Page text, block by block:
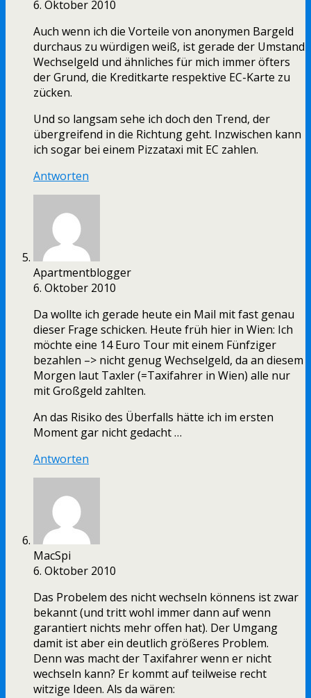
6. Oktober 2010
Auch wenn ich die Vorteile von anonymen Bargeld
durchaus zu würdigen weiß, ist gerade der Umstand
Wechselgeld und ähnliches für mich immer öfters
der Grund, die Kreditkarte respektive EC-Karte zu
zücken.
Und so langsam sehe ich doch den Trend, der
übergreifend in die Richtung geht. Inzwischen kann
ich sogar bei einem Pizzataxi mit EC zahlen.
Antworten
Apartmentblogger
6. Oktober 2010
Da wollte ich gerade heute ein Mail mit fast genau
dieser Frage schicken. Heute früh hier in Wien: Ich
möchte eine 14 Euro Tour mit einem Fünfziger
bezahlen –> nicht genug Wechselgeld, da an diesem
Morgen laut Taxler (=Taxifahrer in Wien) alle nur
mit Großgeld zahlten.
An das Risiko des Überfalls hätte ich im ersten
Moment gar nicht gedacht …
Antworten
MacSpi
6. Oktober 2010
Das Probelem des nicht wechseln könnens ist zwar
bekannt (und tritt wohl immer dann auf wenn
garantiert nichts mehr offen hat). Der Umgang
damit ist aber ein deutlich größeres Problem.
Denn was macht der Taxifahrer wenn er nicht
wechseln kann? Er kommt auf teilweise recht
witzige Ideen. Als da wären: